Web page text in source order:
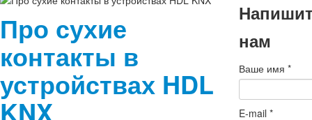
Про сухие
контакты в
устройствах HDL
KNX
нам
Ваше имя*
E-mail*